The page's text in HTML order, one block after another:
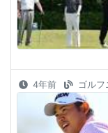
4年前 ゴルフ